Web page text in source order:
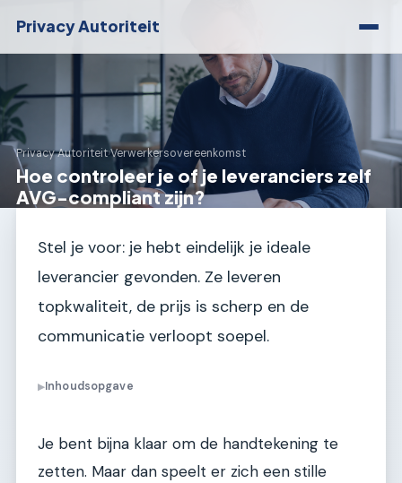
Privacy Autoriteit
Privacy Autoriteit›Verwerkersovereenkomst
Hoe controleer je of je leveranciers zelf
AVG-compliant zijn?
Stel je voor: je hebt eindelijk je ideale
leverancier gevonden. Ze leveren
topkwaliteit, de prijs is scherp en de
communicatie verloopt soepel.
▶Inhoudsopgave
Je bent bijna klaar om de handtekening te
zetten. Maar dan speelt er zich een stille